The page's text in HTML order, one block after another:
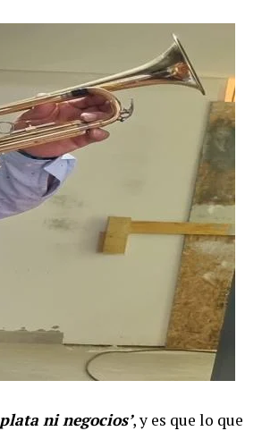
ni negocios’, y es que lo que